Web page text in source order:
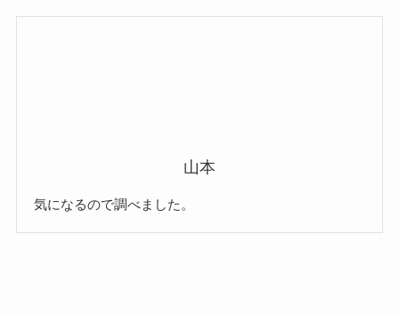
山本
気になるので調べました。